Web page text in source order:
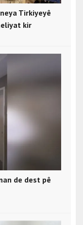
Tirkiyeyê
kir
de dest pê